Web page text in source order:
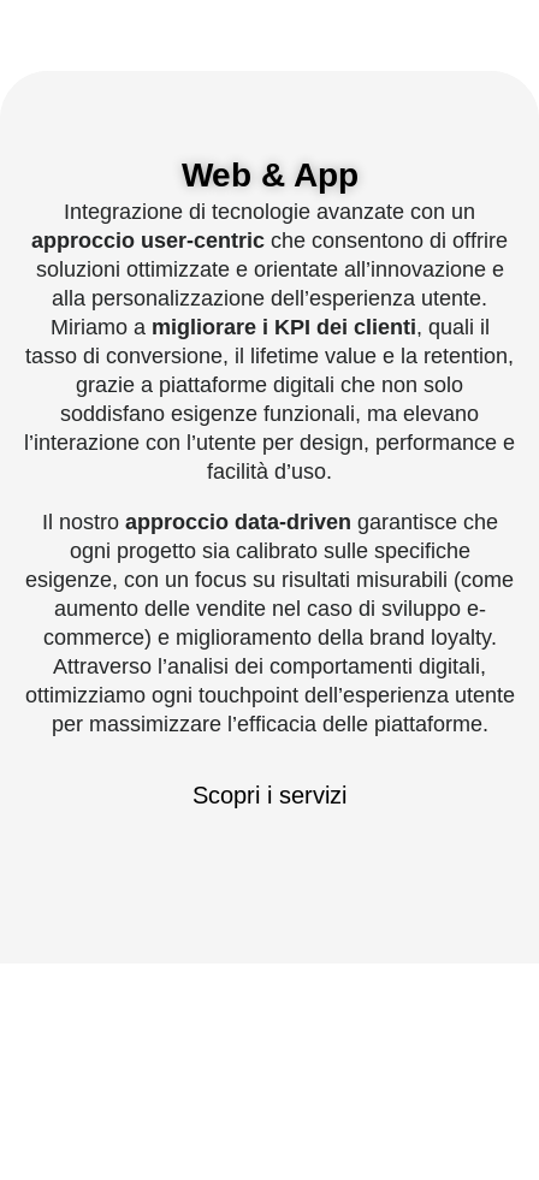
Web & App
Integrazione di tecnologie avanzate con un
approccio user-centric che consentono di offrire
soluzioni ottimizzate e orientate all’innovazione e
alla personalizzazione dell’esperienza utente.
Miriamo a migliorare i KPI dei clienti, quali il
tasso di conversione, il lifetime value e la retention,
grazie a piattaforme digitali che non solo
soddisfano esigenze funzionali, ma elevano
l’interazione con l’utente per design, performance e
facilità d’uso.
Il nostro approccio data-driven garantisce che
ogni progetto sia calibrato sulle speciﬁche
esigenze, con un focus su risultati misurabili (come
aumento delle vendite nel caso di sviluppo e-
commerce) e miglioramento della brand loyalty.
Attraverso l’analisi dei comportamenti digitali,
ottimizziamo ogni touchpoint dell’esperienza utente
per massimizzare l’efficacia delle piattaforme.
Scopri i servizi